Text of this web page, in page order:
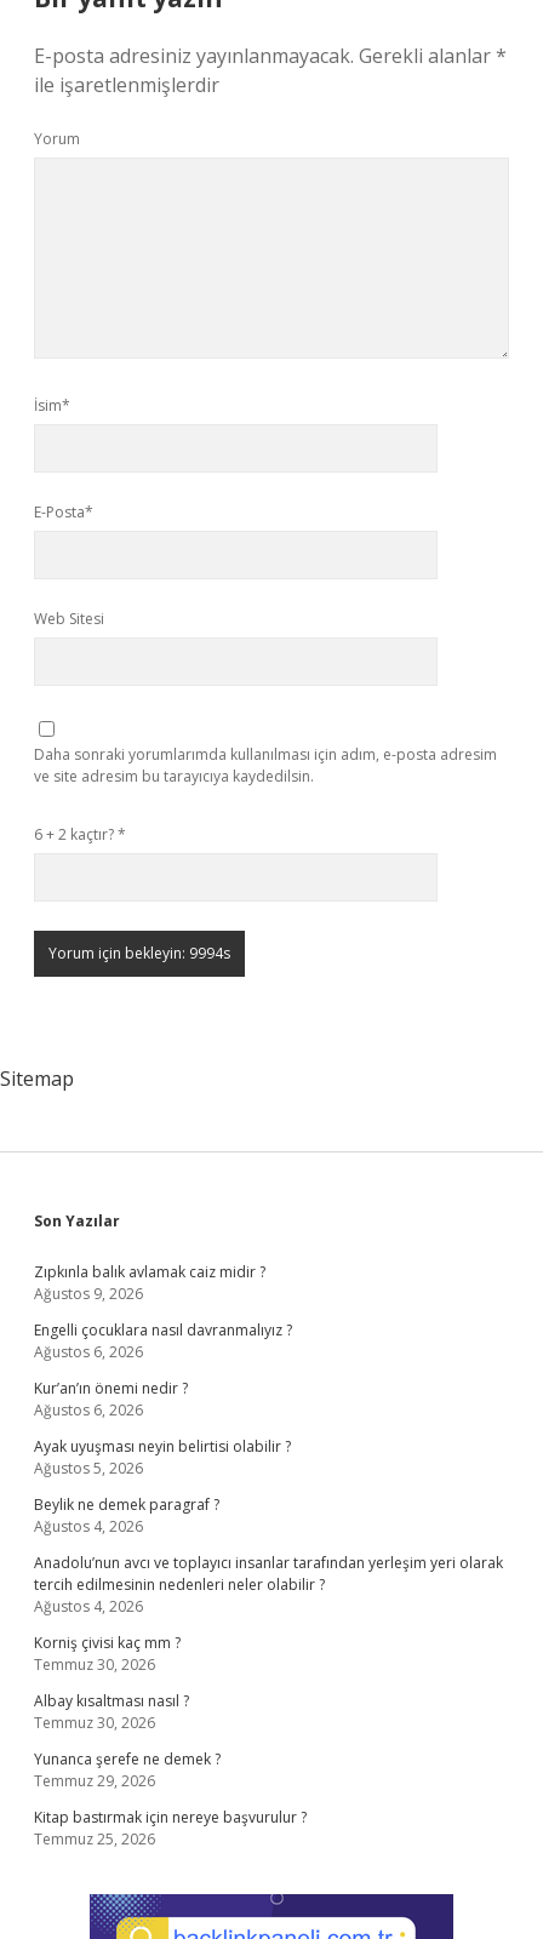
E-posta adresiniz yayınlanmayacak. Gerekli alanlar*
ile işaretlenmişlerdir
Yorum
İsim*
E-Posta*
Web Sitesi
Daha sonraki yorumlarımda kullanılması için adım, e-posta adresim
ve site adresim bu tarayıcıya kaydedilsin.
6 + 2 kaçtır?*
Sitemap
Sidebar
Son Yazılar
Zıpkınla balık avlamak caiz midir ?
Ağustos 9, 2026
Engelli çocuklara nasıl davranmalıyız ?
Ağustos 6, 2026
Kur’an’ın önemi nedir ?
Ağustos 6, 2026
Ayak uyuşması neyin belirtisi olabilir ?
Ağustos 5, 2026
Beylik ne demek paragraf ?
Ağustos 4, 2026
Anadolu’nun avcı ve toplayıcı insanlar tarafından yerleşim yeri olarak
tercih edilmesinin nedenleri neler olabilir ?
Ağustos 4, 2026
Korniş çivisi kaç mm ?
Temmuz 30, 2026
Albay kısaltması nasıl ?
Temmuz 30, 2026
Yunanca şerefe ne demek ?
Temmuz 29, 2026
Kitap bastırmak için nereye başvurulur ?
Temmuz 25, 2026